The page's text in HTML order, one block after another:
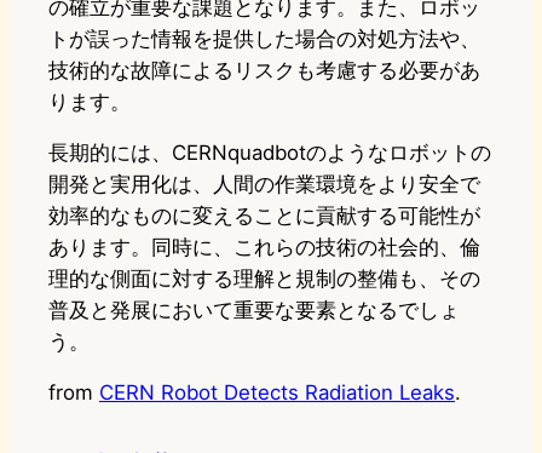
の確立が重要な課題となります。また、ロボッ
トが誤った情報を提供した場合の対処方法や、
技術的な故障によるリスクも考慮する必要があ
ります。
長期的には、CERNquadbotのようなロボットの
開発と実用化は、人間の作業環境をより安全で
効率的なものに変えることに貢献する可能性が
あります。同時に、これらの技術の社会的、倫
理的な側面に対する理解と規制の整備も、その
普及と発展において重要な要素となるでしょ
う。
from CERN Robot Detects Radiation Leaks.